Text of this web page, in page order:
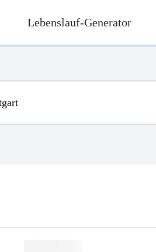
Lebenslauf-Generator